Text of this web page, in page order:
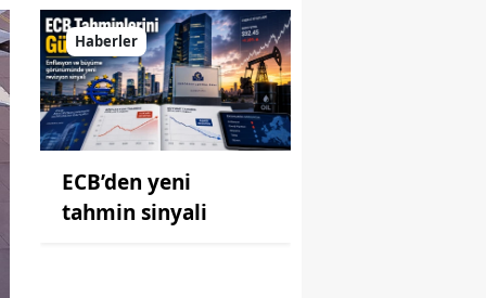
Haberler
ECB’den yeni
tahmin sinyali